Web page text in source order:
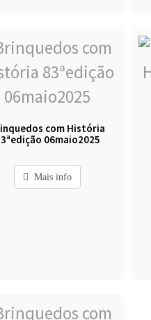
com História
06maio2025
Mais info